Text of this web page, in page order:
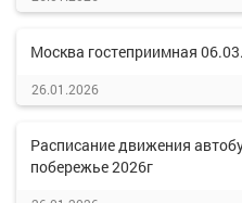
Москва гостеприимная
26.01.2026
Расписание движения
побережье 2026г